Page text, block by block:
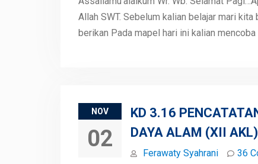
Allah SWT. Sebelum kalian belajar mari
berikan Pada mapel hari ini kalian
NOV
02
KD 3.16
DAYA ALAM (XII AKL)
Ferawaty Syahrani 36